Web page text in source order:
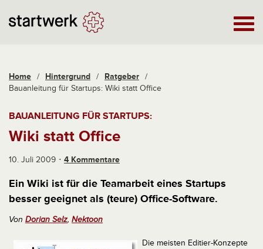
Home / Hintergrund / Ratgeber /
Bauanleitung für Startups: Wiki statt Office
BAUANLEITUNG FÜR STARTUPS:
Wiki statt Office
10. Juli 2009 4 Kommentare
Ein Wiki ist für die Teamarbeit eines Startups
besser geeignet als (teure) Office-Software.
Von Dorian Selz, Nektoon
Die meisten Editier-Konzepte